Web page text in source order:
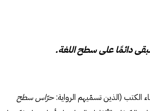
دائمًا على سطح اللغة.
الكتب (الذين تسمّيهم الرواية:حرّاس سطح